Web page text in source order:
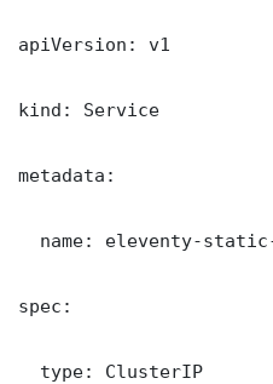
apiVersion: v1
kind: Service
metadata:
name: eleventy-
spec:
  type: ClusterIP